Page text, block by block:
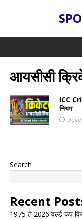
आयसीसी
ICC
नियम
Search
Recent
1975 ते 2026 वर्ल्ड कप